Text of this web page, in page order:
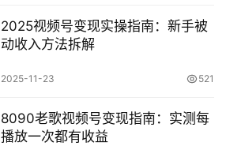
2025视频号变现实操指南：新手被
动收入方法拆解
2025-11-23 521
8090老歌视频号变现指南：实测每
播放一次都有收益